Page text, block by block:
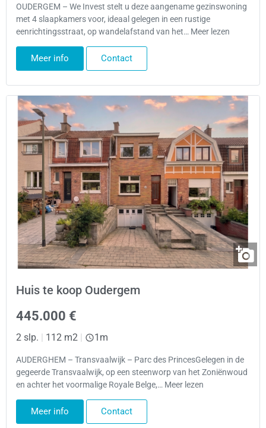
OUDERGEM – We Invest stelt u deze aangename gezinswoning
met 4 slaapkamers voor, ideaal gelegen in een rustige
eenrichtingsstraat, op wandelafstand van het… Meer lezen
Meer info Contact
Huis te koop Oudergem
445.000 €
2 slp. 112 m2 1m
AUDERGHEM – Transvaalwijk – Parc des PrincesGelegen in de
gegeerde Transvaalwijk, op een steenworp van het Zoniënwoud
en achter het voormalige Royale Belge,… Meer lezen
Meer info Contact